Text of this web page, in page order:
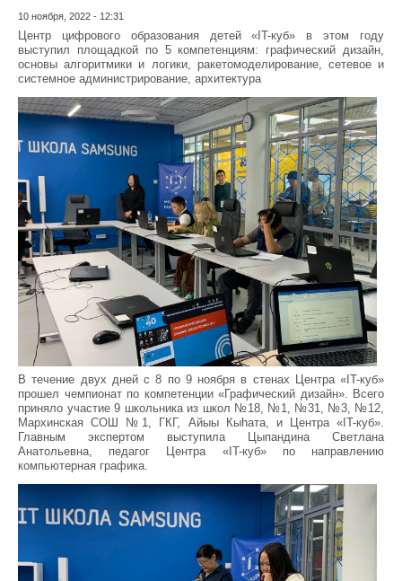
10 ноября, 2022 - 12:31
Центр цифрового образования детей «IT-куб» в этом году
выступил площадкой по 5 компетенциям: графический дизайн,
основы алгоритмики и логики, ракетомоделирование, сетевое и
системное администрирование, архитектура
В течение двух дней с 8 по 9 ноября в стенах Центра «IT-куб»
прошел чемпионат по компетенции «Графический дизайн». Всего
приняло участие 9 школьника из школ №18, №1, №31, №3, №12,
Мархинская СОШ №1, ГКГ, Айыы Кыhата, и Центра «IT-куб».
Главным экспертом выступила Цыпандина Светлана
Анатольевна, педагог Центра «IT-куб» по направлению
компьютерная графика.